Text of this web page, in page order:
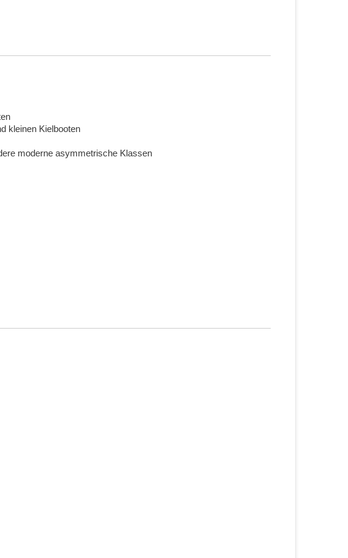
kleinen Kielbooten
moderne asymmetrische Klassen